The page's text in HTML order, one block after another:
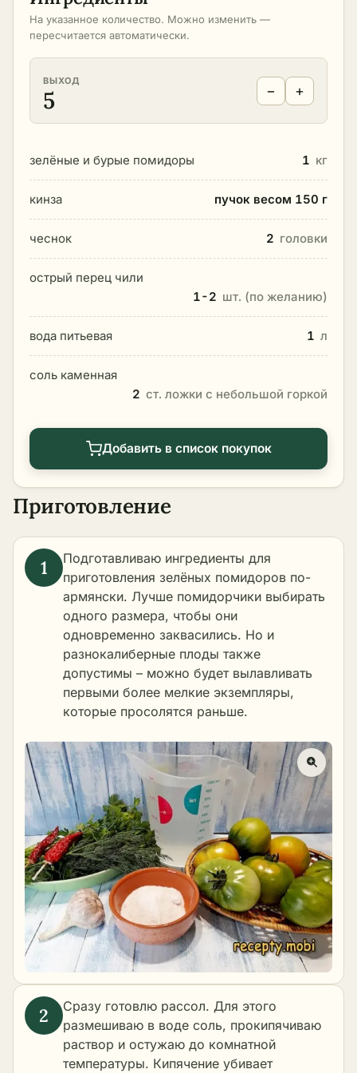
На указанное количество. Можно изменить —
пересчитается автоматически.
ВЫХОД
5 − +
зелёные и бурые помидоры 1 кг
кинза пучок весом 150 г
чеснок 2 головки
острый перец чили
1-2 шт. (по желанию)
вода питьевая 1 л
соль каменная
2 ст. ложки с небольшой горкой
Добавить в список покупок
Приготовление
Подготавливаю ингредиенты для
приготовления зелёных помидоров по-
армянски. Лучше помидорчики выбирать
одного размера, чтобы они
одновременно заквасились. Но и
разнокалиберные плоды также
допустимы – можно будет вылавливать
первыми более мелкие экземпляры,
которые просолятся раньше.
Сразу готовлю рассол. Для этого
размешиваю в воде соль, прокипячиваю
раствор и остужаю до комнатной
температуры. Кипячение убивает